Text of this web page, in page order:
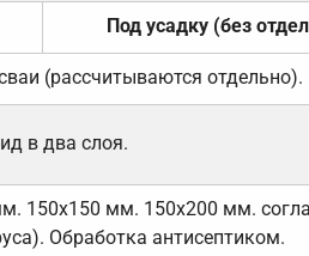
Под усадку (без
(рассчитываются отдельно).
в два слоя.
150х150 мм. 150х200 мм.
Обработка антисептиком.